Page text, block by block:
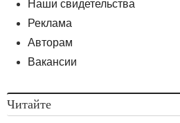
Наши свидетельства
Реклама
Авторам
Вакансии
Читайте